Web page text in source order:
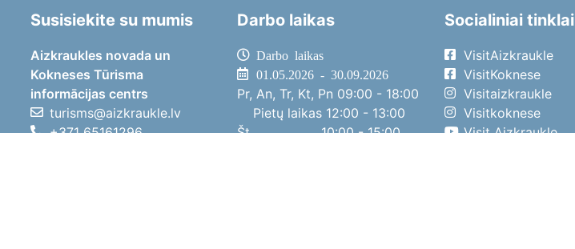
Susisiekite su mumis
Aizkraukles novada un
Kokneses Tūrisma
informācijas centrs
turisms@aizkraukle.lv
+371 65161296
Darbo laikas
Darbo laikas
01.05.2026 - 30.09.2026
Pr, An, Tr, Kt, Pn 09:00 - 18:00
Pietų laikas 12:00 - 13:00
Št
10:00 - 15:00
Socialiniai tinklai
VisitAizkraukle
VisitKoknese
Visitaizkraukle
Visitkoknese
Visit Aizkraukle